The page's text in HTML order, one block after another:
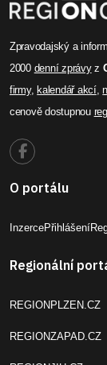
Zpravodajský a
2000 denní zprávyz
firmy, kalendář akcí,
cenově dostupnou
O portálu
InzercePřihlášení
Regionální
REGIONPLZEN.CZ
REGIONZAPAD.CZ